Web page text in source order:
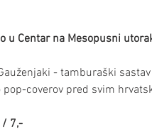
u Centar na Mesopusni
- tamburaški
pop-coverov pred svim
/ 7,-